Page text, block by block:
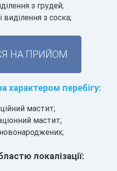
з грудей;
з соска;
НА ПРИЙОМ
характером перебігу:
мастит;
мастит;
локалізації: